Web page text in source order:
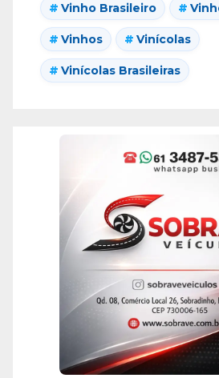
Vinho Brasileiro
Vinhos Vinícolas
Vinícolas Brasileiras